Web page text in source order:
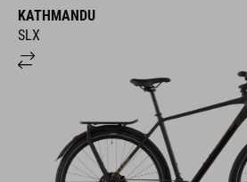
KATHMANDU
SLX